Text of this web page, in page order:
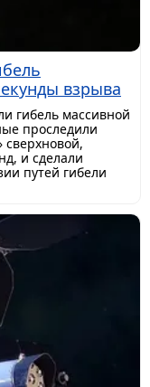
взрыва
гибель массивной
проследили
и сделали
путей гибели